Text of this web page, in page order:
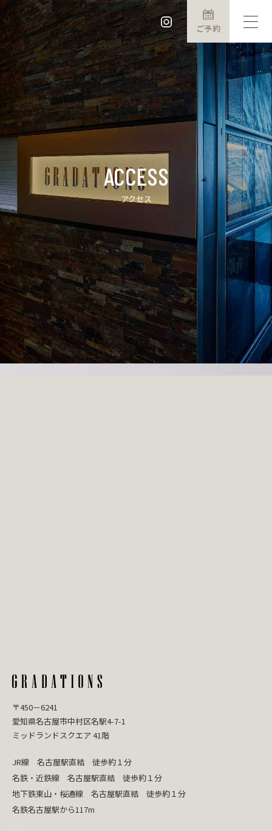
ご予約
ACCESS
アクセス
〒450－6241
愛知県名古屋市中村区名駅4-7-1
ミッドランドスクエア 41階
JR線 名古屋駅直結 徒歩約１分
名鉄・近鉄線 名古屋駅直結 徒歩約１分
地下鉄東山・桜通線 名古屋駅直結 徒歩約１分
名鉄名古屋駅から117m